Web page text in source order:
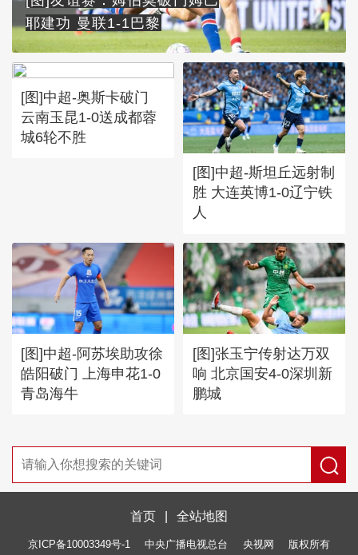
耶建功 曼联1-1巴黎
[图]中超-奥斯卡破门
云南玉昆1-0送成都蓉
城6轮不胜
[图]中超-斯坦丘远射制
胜 大连英博1-0辽宁铁
人
[图]中超-阿苏埃助攻徐
皓阳破门 上海申花1-0
青岛海牛
[图]张玉宁传射达万双
响 北京国安4-0深圳新
鹏城
首页 全站地图
京ICP备10003349号-1 中央广播电视总台 央视网 版权所有